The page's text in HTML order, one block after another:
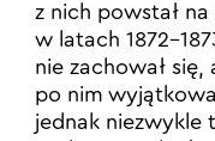
z nich powstał
w latach 1872-
nie zachował się,
po nim
jednak niezwykle